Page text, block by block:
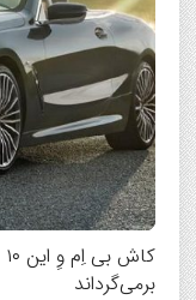
برمی‌گرداند